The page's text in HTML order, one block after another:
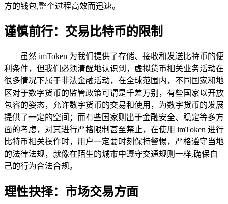
方的钱包,整个过程高效而迅速。
谨慎前行：交易比特币的限制
虽然 imToken 为我们提供了存储、接收和发送比特币的便
利条件，但我们必须清醒地认识到，虚拟货币相关业务活动在
很多情况下属于非法金融活动，在全球范围内，不同国家和地
区对于数字货币的监管政策可谓是千差万别，有些国家以开放
包容的姿态，允许数字货币的交易和使用，为数字货币的发展
提供了一定的空间；而有些国家则出于金融安全、稳定等多方
面的考虑，对其进行严格限制甚至禁止，在使用 imToken 进行
比特币相关操作时，用户一定要时刻保持警惕，严格遵守当地
的法律法规，就像在陌生的城市中遵守交通规则一样,确保自
己的行为合法合规。
理性抉择：市场交易方面